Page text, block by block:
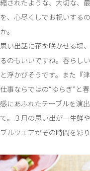
縮されたような、大切な、
を、心尽くしでお祝いする
か。
思い出話に花を咲かせる場
るのもいいですね。春らし
と浮かびそうです。また『
仕事ならではの“ゆらぎ”と
感にあふれたテーブルを演
て。３月の思い出が一生鮮
ブルウェアがその時間を彩り